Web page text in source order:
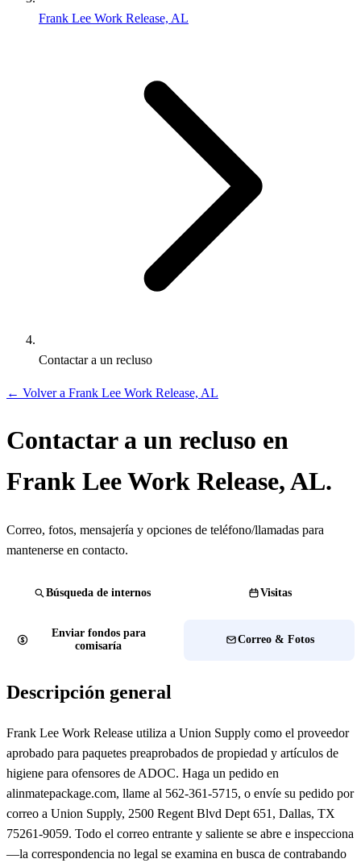
Frank Lee Work Release, AL
Contactar a un recluso
← Volver a Frank Lee Work Release, AL
Contactar a un recluso en
Frank Lee Work Release, AL.
Correo, fotos, mensajería y opciones de teléfono/llamadas para
mantenerse en contacto.
Búsqueda de internos Visitas
Enviar fondos para
comisaría
Correo & Fotos
Descripción general
Frank Lee Work Release utiliza a Union Supply como el proveedor
aprobado para paquetes preaprobados de propiedad y artículos de
higiene para ofensores de ADOC. Haga un pedido en
alinmatepackage.com, llame al 562-361-5715, o envíe su pedido por
correo a Union Supply, 2500 Regent Blvd Dept 651, Dallas, TX
75261-9059. Todo el correo entrante y saliente se abre e inspecciona
—la correspondencia no legal se examina en busca de contrabando